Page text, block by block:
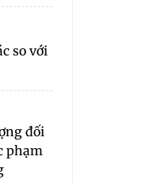
so với
đối
phạm